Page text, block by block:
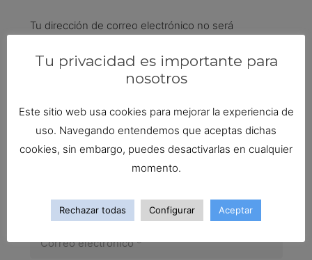
Tu dirección de correo electrónico no será
con*
Tu privacidad es importante para
nosotros
Este sitio web usa cookies para mejorar la experiencia de
uso. Navegando entendemos que aceptas dichas
cookies, sin embargo, puedes desactivarlas en cualquier
momento.
Rechazar todas Configurar Aceptar